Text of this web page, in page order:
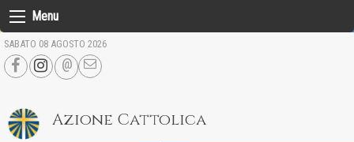
Skip
to
content
Menu
SABATO 08 AGOSTO 2026
Azione Cattolica